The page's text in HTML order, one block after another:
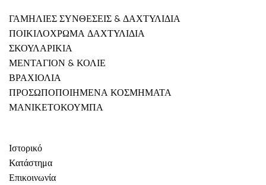
ΓΑΜΗΛΙΕΣ ΣΥΝΘΕΣΕΙΣ & ΔΑΧΤΥΛΙΔΙΑ
ΠΟΙΚΙΛΟΧΡΩΜΑ ΔΑΧΤΥΛΙΔΙΑ
ΣΚΟΥΛΑΡΙΚΙΑ
ΜΕΝΤΑΓΙΟΝ & ΚΟΛΙΕ
ΒΡΑΧΙΟΛΙΑ
ΠΡΟΣΩΠΟΠΟΙΗΜΕΝΑ ΚΟΣΜΗΜΑΤΑ
ΜΑΝΙΚΕΤΟΚΟΥΜΠΑ
Ιστορικό
Κατάστημα
Επικοινωνία